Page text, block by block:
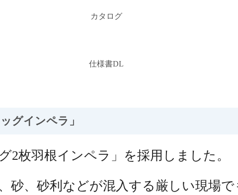
カタログ
仕様書DL
グインペラ」
2枚羽根インペラ」を採用しました。
砂、砂利などが混入する厳しい現場